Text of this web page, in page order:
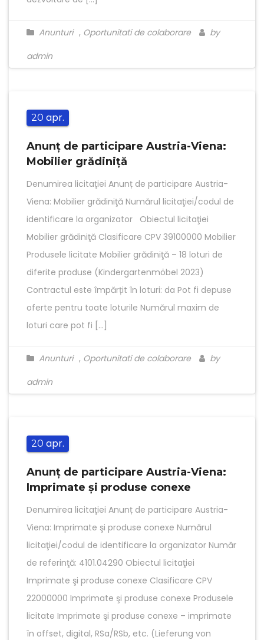
Anunturi , Oportunitati de colaborare
by
admin
20 apr.
Anunț de participare Austria-Viena:
Mobilier grădiniţă
Denumirea licitaţiei Anunț de participare Austria-
Viena: Mobilier grădiniţă Numărul licitaţiei/codul de
identificare la organizator Obiectul licitaţiei
Mobilier grădiniţă Clasificare CPV 39100000 Mobilier
Produsele licitate Mobilier grădiniţă – 18 loturi de
diferite produse (Kindergartenmöbel 2023)
Contractul este împărțit în loturi: da Pot fi depuse
oferte pentru toate loturile Numărul maxim de
loturi care pot fi […]
Anunturi , Oportunitati de colaborare
by
admin
20 apr.
Anunț de participare Austria-Viena:
Imprimate şi produse conexe
Denumirea licitaţiei Anunț de participare Austria-
Viena: Imprimate şi produse conexe Numărul
licitaţiei/codul de identificare la organizator Număr
de referinţă: 4101.04290 Obiectul licitaţiei
Imprimate şi produse conexe Clasificare CPV
22000000 Imprimate şi produse conexe Produsele
licitate Imprimate şi produse conexe – imprimate
în offset, digital, RSa/RSb, etc. (Lieferung von